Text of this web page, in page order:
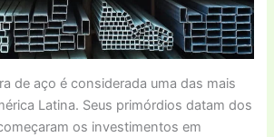
de aço é considerada uma das mais
Latina. Seus primórdios datam dos
os investimentos em